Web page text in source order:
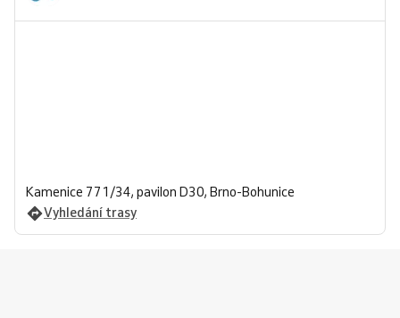
Kamenice 771/34, pavilon D30, Brno-Bohunice
Vyhledání trasy